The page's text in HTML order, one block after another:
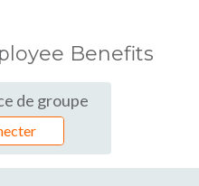
Benefits
de groupe